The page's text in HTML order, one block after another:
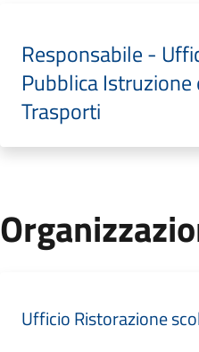
Responsabile -
Pubblica Istruzione
Trasporti
Ufficio Ristorazione